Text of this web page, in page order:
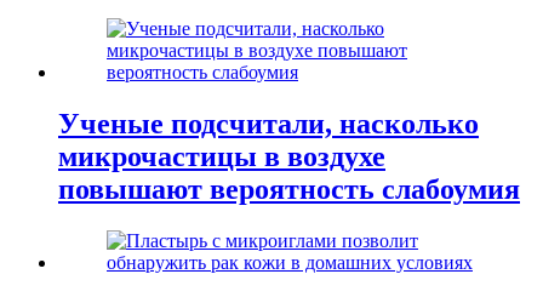
Ученые подсчитали, насколько
микрочастицы в воздухе
повышают вероятность слабоумия